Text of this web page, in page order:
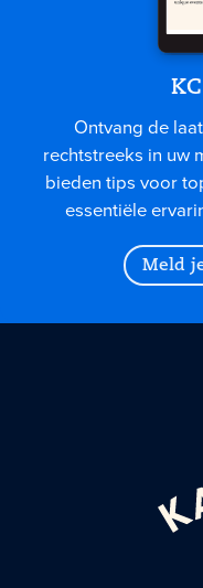
Ontvang de
rechtstreeks in uw
bieden tips voor
essentiële
Meld